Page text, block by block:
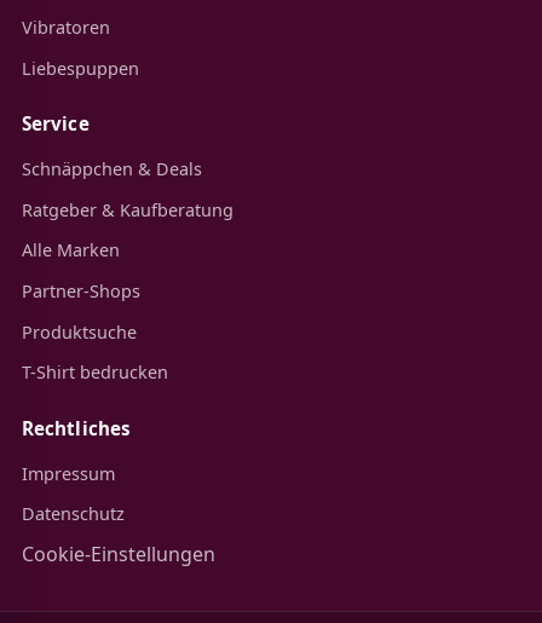
Vibratoren
Liebespuppen
Service
Schnäppchen & Deals
Ratgeber & Kaufberatung
Alle Marken
Partner-Shops
Produktsuche
T-Shirt bedrucken
Rechtliches
Impressum
Datenschutz
Cookie-Einstellungen